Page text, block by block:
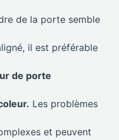
de la porte semble
il est préférable
de porte
Les problèmes
et peuvent